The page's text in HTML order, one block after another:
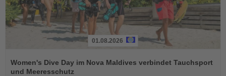
Sie
die
01.08.2026
Women's Dive Day im Nova Maldives verbindet Tauchsport
und Meeresschutz